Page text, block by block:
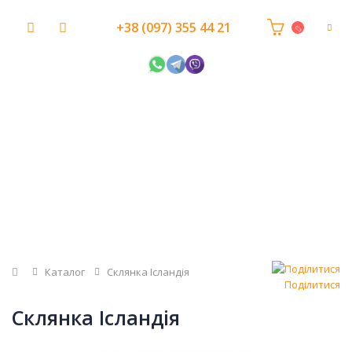
+38 (097) 355 44 21
Головна
Каталог
Склянка Ісландія
Поділитися
Склянка Ісландія